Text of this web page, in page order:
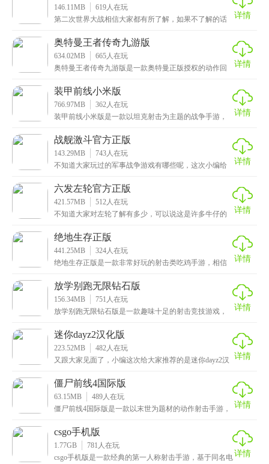
146.11MB 619人在玩
第二次世界大战相信大家都有所了解，如果不了解的话
曼底
详情
奥特曼王者传奇九游版
634.02MB 665人在玩
奥特曼王者传奇九游版是一款奥特曼正版授权的动作回
了各
详情
装甲前线小米版
766.97MB 362人在玩
装甲前线小米版是一款以坦克射击为主题的战争手游，
让玩
详情
战舰激斗官方正版
143.29MB 743人在玩
不知道大家玩过的军事战争游戏有哪些呢，这次小编给
海战
详情
六发左轮官方正版
421.57MB 512人在玩
不知道大家对左轮了解有多少，可以说这是许多牛仔的
能称
详情
绝地生存正版
441.25MB 324人在玩
绝地生存正版是一款非常好玩的射击类吃鸡手游，相信
它们
详情
放学别跑无限钻石版
156.34MB 751 人在玩
放学别跑无限钻石版是一款趣味十足的射击竞技游戏，
非常
详情
迷你dayz2汉化版
223.52MB 482人在玩
又跟大家见面了，小编这次给大家推荐的是迷你dayz2汉
详情
僵尸前线4国际版
63.15MB 489人在玩
僵尸前线4国际版是一款以末世为题材的动作射击手游，
详情
csgo手机版
1.77GB 781 人在玩
csgo手机版是一款经典的第一人称射击手游，基于同名电详情